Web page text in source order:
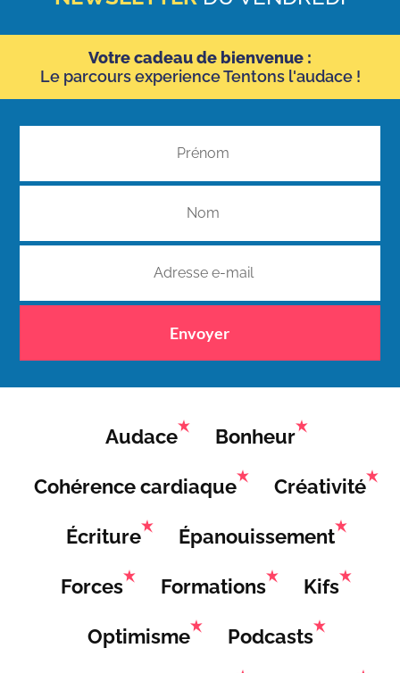
Votre cadeau de bienvenue :
Le parcours experience Tentons l'audace !
Envoyer
Audace Bonheur
Cohérence cardiaque Créativité
Écriture Épanouissement
Forces Formations Kifs
Optimisme Podcasts